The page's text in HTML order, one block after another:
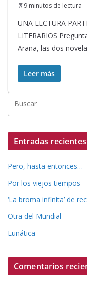
9 minutos de lectura
UNA LECTURA
LITERARIOS
Araña, las dos
Leer más
Entradas recientes
Pero, hasta entonces…
Por los viejos tiempos
‘La broma infinita’ de
Otra del Mundial
Lunática
Comentarios